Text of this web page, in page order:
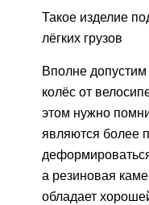
Такое изделие
лёгких грузов
Вполне
колёс от
этом нужно
являются более
а резиновая
обладает